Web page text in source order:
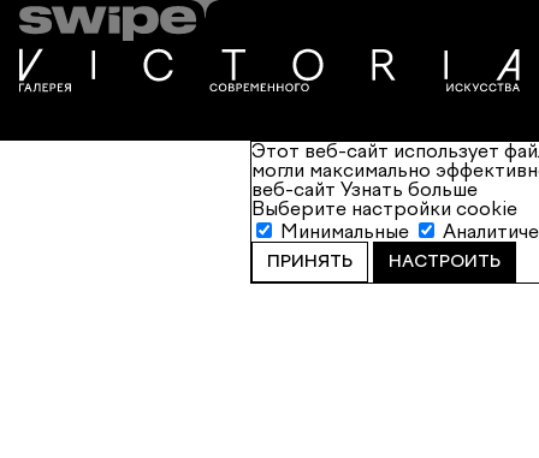
Этот веб-сайт использует
могли максимально
веб-сайт Узнать больше
Выберите настройки cookie
Минимальные
ПРИНЯТЬ НАСТРОИТЬ